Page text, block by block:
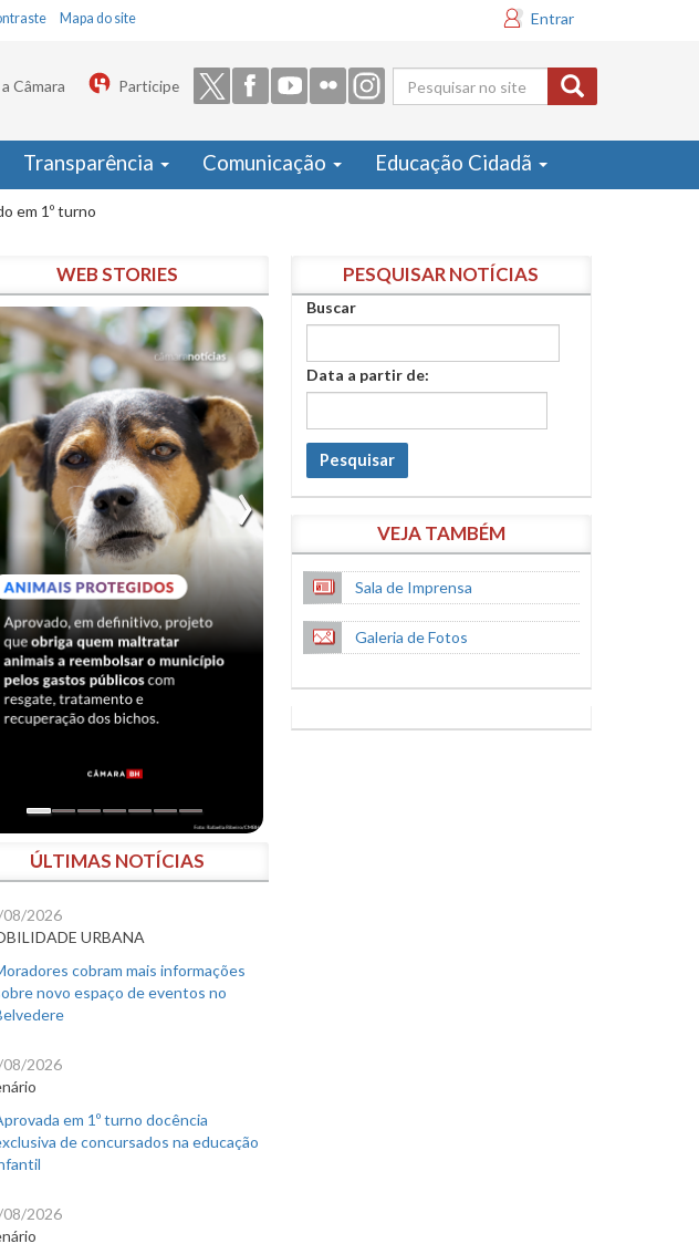
Mapa do site Entrar
Formulário
de busca
Câmara Participe
Transparência Comunicação Educação Cidadã
em 1º turno
WEB STORIES
ÚLTIMAS NOTÍCIAS
08/2026
URBANA
cobram mais informações
novo espaço de eventos no
08/2026
em 1º turno docência
de concursados na educação
08/2026
PESQUISAR NOTÍCIAS
Buscar
Data a partir de:
Pesquisar
VEJA TAMBÉM
Sala de Imprensa
Galeria de Fotos